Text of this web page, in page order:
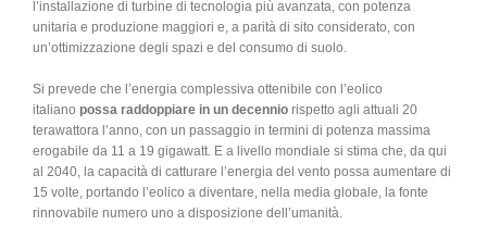
l’installazione di turbine di tecnologia più avanzata, con potenza
unitaria e produzione maggiori e, a parità di sito considerato, con
un’ottimizzazione degli spazi e del consumo di suolo.
Si prevede che l’energia complessiva ottenibile con l’eolico
italiano possa raddoppiare in un decennio rispetto agli attuali 20
terawattora l’anno, con un passaggio in termini di potenza massima
erogabile da 11 a 19 gigawatt. E a livello mondiale si stima che, da qui
al 2040, la capacità di catturare l’energia del vento possa aumentare di
15 volte, portando l’eolico a diventare, nella media globale, la fonte
rinnovabile numero uno a disposizione dell’umanità.